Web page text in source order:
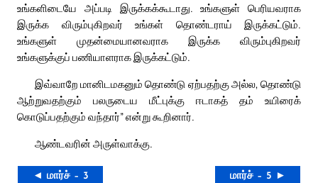
உங்களிடையே அப்படி இருக்கக்கூடாது. உங்களுள் பெரியவராக
இருக்க விரும்புகிறவர் உங்கள் தொண்டராய் இருக்கட்டும்.
உங்களுள் முதன்மையானவராக இருக்க விரும்புகிறவர்
உங்களுக்குப் பணியாளராக இருக்கட்டும்.
இவ்வாறே மானிடமகனும் தொண்டு ஏற்பதற்கு அல்ல, தொண்டு
ஆற்றுவதற்கும் பலருடைய மீட்புக்கு ஈடாகத் தம் உயிரைக்
கொடுப்பதற்கும் வந்தார்” என்று கூறினார்.
ஆண்டவரின் அருள்வாக்கு.
◄ மார்ச் – 3 மார்ச் – 5 ►